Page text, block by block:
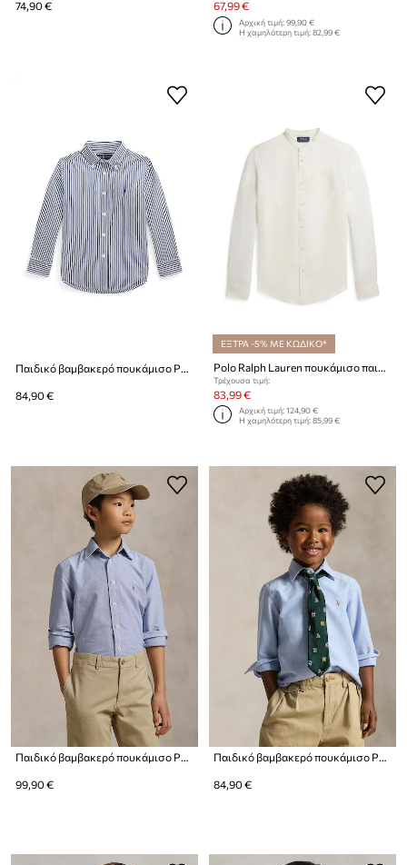
74,90 € 67,99 €
Αρχική τιμή:99,90 €
Η χαμηλότερη τιμή:82,99 €
Παιδικό βαμβακερό πουκάμισο Polo Ralph Lauren
84,90 €
ΕΞΤΡΑ -5% ΜΕ ΚΩΔΙΚΟ*
Τρέχουσα τιμή:
83,99 €
Αρχική τιμή:124,90 €
Η χαμηλότερη τιμή:85,99 €
99,90 € 84,90 €